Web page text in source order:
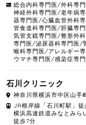
総合内科専門医/外科専
神経外科専門医/老年病
器専門医/心臓血管外科
管食道科専門医/肝臓専
気管支鏡専門医/整形外
専門医/泌尿器科専門医/
喉科専門医/アレルギー
ウマチ専門医/感染症専
石川クリニック
神奈川県横浜市中区山手
JR根岸線「石川町駅」徒
横浜高速鉄道みなとみら
徒歩7分